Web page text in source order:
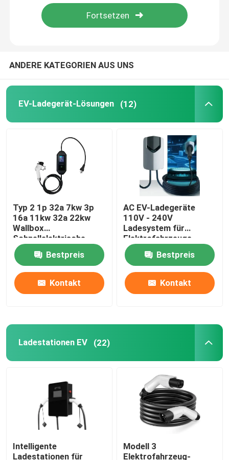
Fabrik Tour
Qualitätskontrolle
EV-Ladegerät-Lösungen
Ladestationen EV
Tragbare EV-Ladegeräte
wallbox ev Ladegeräte
ev ladekabel
Aufladungsverbindungsstück EV
DC-ev Ladegerät
NACS-Adapter von Tesla
ANDERE KATEGORIEN AUS UNS
EV-Ladegerät-Lösungen (12)
Typ 2 1p 32a 7kw 3p
16a 11kw 32a 22kw
Wallbox
Schnellelektrische
Ladestation
Bestpreis
Kontakt
AC EV-Ladegeräte
110V - 240V
Ladesystem für
Elektrofahrzeuge
Bestpreis
Kontakt
Ladestationen EV (22)
Intelligente
Ladestationen für
Modell 3
Elektrofahrzeug-